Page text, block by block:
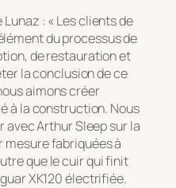
: « Les clients de
du processus de
de restauration et
la conclusion de ce
aimons créer
à la construction. Nous
avec Arthur Sleep sur la
mesure fabriquées à
que le cuir qui finit
XK120 électrifiée.